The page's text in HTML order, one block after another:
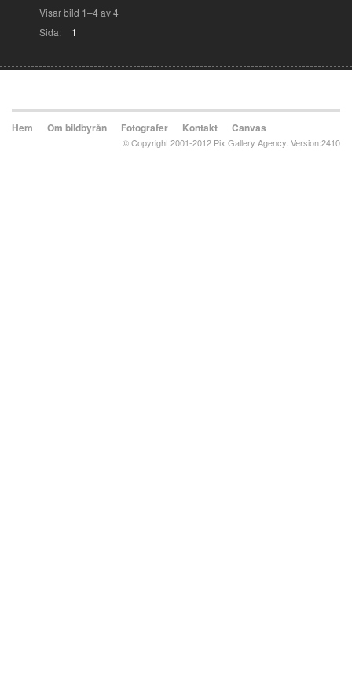
Visar bild 1–4 av 4
Sida:
1
Hem Om bildbyrån Fotografer Kontakt Canvas
© Copyright 2001-2012 Pix Gallery Agency. Version:2410